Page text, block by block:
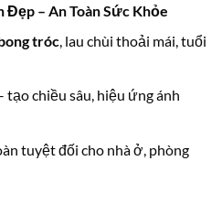
Đẹp – An Toàn Sức Khỏe
tróc, lau chùi thoải mái, tuổi
tạo chiều sâu, hiệu ứng ánh
tuyệt đối cho nhà ở, phòng